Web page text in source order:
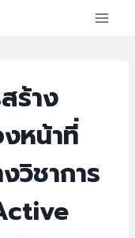
ร้าง
หน้าที่
วิชาการ